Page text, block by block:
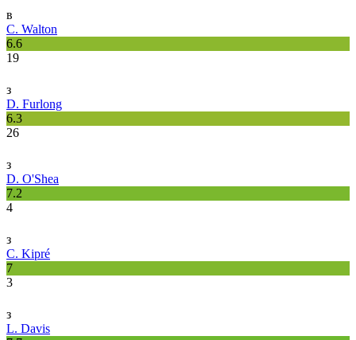
в
C. Walton
6.6
19
з
D. Furlong
6.3
26
з
D. O'Shea
7.2
4
з
C. Kipré
7
3
з
L. Davis